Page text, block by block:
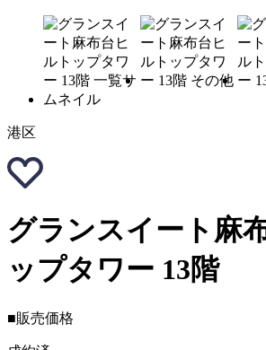
港区
グランスイート麻
ップタワー 13階
■販売価格